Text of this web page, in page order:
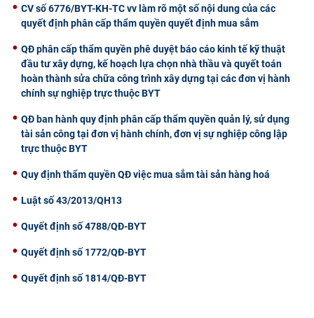
CV số 6776/BYT-KH-TC vv làm rõ một số nội dung của các
quyết định phân cấp thẩm quyền quyết định mua sắm
QĐ phân cấp thẩm quyền phê duyệt báo cáo kinh tế kỹ thuật
đầu tư xây dựng, kế hoạch lựa chọn nhà thầu và quyết toán
hoàn thành sửa chữa công trình xây dựng tại các đơn vị hành
chính sự nghiệp trực thuộc BYT
QĐ ban hành quy định phân cấp thẩm quyền quản lý, sử dụng
tài sản công tại đơn vị hành chính, đơn vị sự nghiệp công lập
trực thuộc BYT
Quy định thẩm quyền QĐ việc mua sắm tài sản hàng hoá
Luật số 43/2013/QH13
Quyết định số 4788/QĐ-BYT
Quyết định số 1772/QĐ-BYT
Quyết định số 1814/QĐ-BYT